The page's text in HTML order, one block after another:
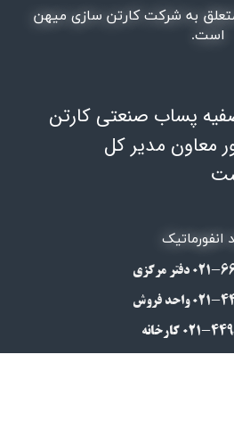
پساب صنعتی کارتن
معاون مدیر کل
به شرکت کارتن سازی میهن
است.
انفورماتیک
مرکزی
واحد فروش
کارخانه